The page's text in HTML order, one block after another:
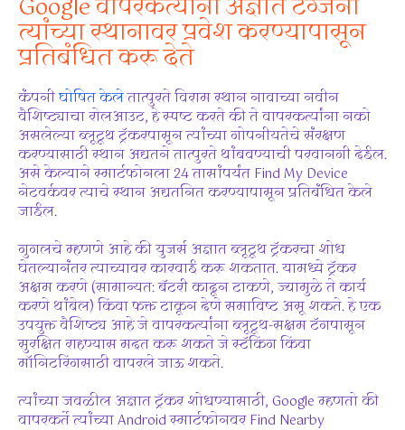
Google वापरकर्त्यांना अज्ञात टॅग्जना
त्यांच्या स्थानावर प्रवेश करण्यापासून
प्रतिबंधित करू देते
कंपनीघोषित केलेतात्पुरते विराम स्थान नावाच्या नवीन
वैशिष्ट्याचा रोलआउट, हे स्पष्ट करते की ते वापरकर्त्यांना नको
असलेल्या ब्लूटूथ ट्रॅकरपासून त्यांच्या गोपनीयतेचे संरक्षण
करण्यासाठी स्थान अद्यतने तात्पुरते थांबवण्याची परवानगी देईल.
असे केल्याने स्मार्टफोनला 24 तासांपर्यंत Find My Device
नेटवर्कवर त्याचे स्थान अद्यतनित करण्यापासून प्रतिबंधित केले
जाईल.
गुगलचे म्हणणे आहे की युजर्स अज्ञात ब्लूटूथ ट्रॅकरचा शोध
घेतल्यानंतर त्याच्यावर कारवाई करू शकतात. यामध्ये ट्रॅकर
अक्षम करणे (सामान्यत: बॅटरी काढून टाकणे, ज्यामुळे ते कार्य
करणे थांबेल) किंवा फक्त टाकून देणे समाविष्ट असू शकते. हे एक
उपयुक्त वैशिष्ट्य आहे जे वापरकर्त्यांना ब्लूटूथ-सक्षम टॅगपासून
सुरक्षित राहण्यास मदत करू शकते जे स्टॅकिंग किंवा
मॉनिटरिंगसाठी वापरले जाऊ शकते.
त्यांच्या जवळील अज्ञात ट्रॅकर शोधण्यासाठी, Google म्हणतो की
वापरकर्ते त्यांच्या Android स्मार्टफोनवर Find Nearby